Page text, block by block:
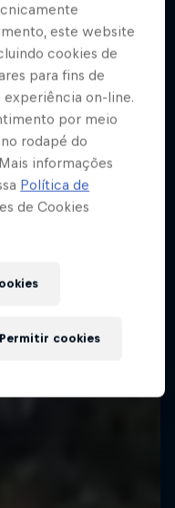
este website
cookies de
para fins de
experiência on-line.
por meio
rodapé do
informações
Política de
de Cookies
Permitir cookies